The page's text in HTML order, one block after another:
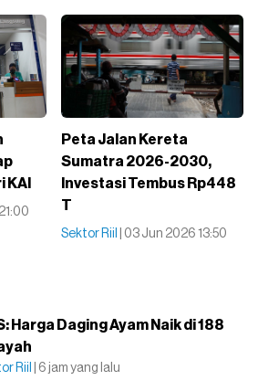
KAI
Peta Jalan Kereta
Sumatra 2026-2030,
Investasi Tembus Rp448
T
Sektor Riil | 03 Jun 2026 13:50
Harga Daging Ayam Naik di 188
Riil | 6 jam yang lalu